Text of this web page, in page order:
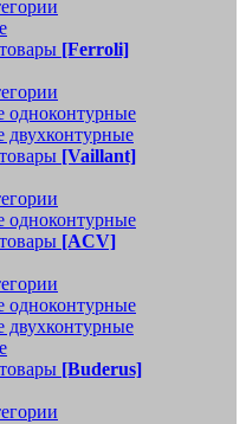
[Ferroli]
одноконтурные
двухконтурные
[Vaillant]
одноконтурные
[ACV]
одноконтурные
двухконтурные
[Buderus]